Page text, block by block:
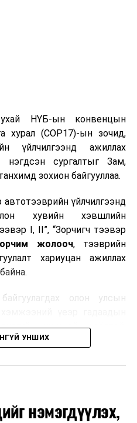
НҮБ-ын конвенцын
хурал (COP17)-ын зочид,
үйлчилгээнд ажиллах
нэгдсэн сургалтыг Зам,
зохион байгууллаа.
үйлчилгээнд
хувийн хэвшлийн
I, II”, “Зорчигч тээвэр
жолооч, тээврийн
хариуцан ажиллах
олон улсын
шуурхай, соёлтой,
үйлчилгээ үзүүлэх
зочид, төлөөлөгчдийн
жолооч нарын үүрэг
УНШИХ
нэмэгдүүлэх,